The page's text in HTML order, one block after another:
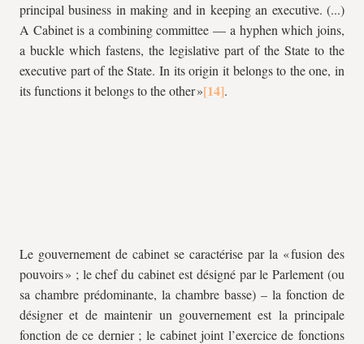
principal business in making and in keeping an executive. (...)
A Cabinet is a combining committee — a hyphen which joins,
a buckle which fastens, the legislative part of the State to the
executive part of the State. In its origin it belongs to the one, in
its functions it belongs to the other »
.
Le gouvernement de cabinet se caractérise par la « fusion des
pouvoirs » ; le chef du cabinet est désigné par le Parlement (ou
sa chambre prédominante, la chambre basse) – la fonction de
désigner et de maintenir un gouvernement est la principale
fonction de ce dernier ; le cabinet joint l’exercice de fonctions